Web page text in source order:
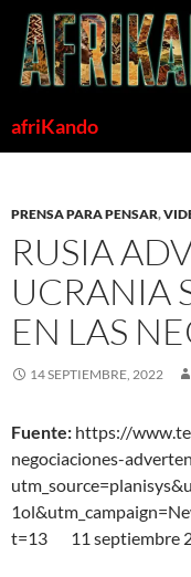
Saltar
contenido
afriKando
PRENSA PARA PENSAR,
RUSIA
UCRANIA
EN LAS
14 SEPTIEMBRE, 2022
Fuente: https://
negociaciones-
t=13 11 septiembre